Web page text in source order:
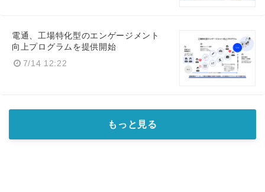
電通、工場特化型のエンゲージメント
向上プログラムを提供開始
7/14 12:22
もっと見る